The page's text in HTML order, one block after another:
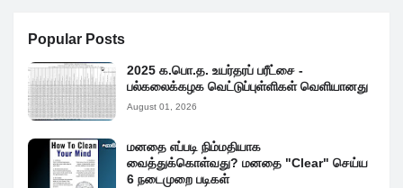
Popular Posts
2025 க.பொ.த. உயர்தரப் பரீட்சை -
பல்கலைக்கழக வெட்டுப்புள்ளிகள் வெளியானது
August 01, 2026
மனதை எப்படி நிம்மதியாக
வைத்துக்கொள்வது? மனதை "Clear" செய்ய
6 நடைமுறை படிகள்